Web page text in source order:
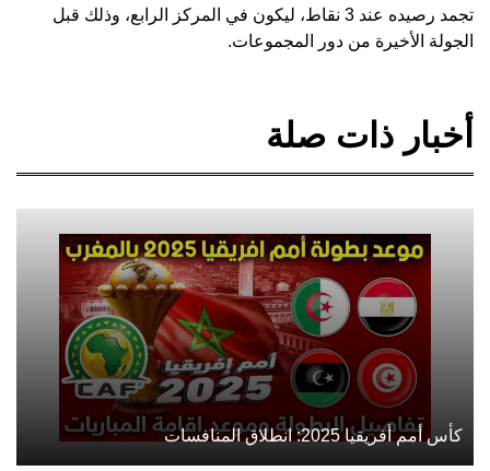
تجمد رصيده عند 3 نقاط، ليكون في المركز الرابع، وذلك قبل
الجولة الأخيرة من دور المجموعات.
أخبار ذات صلة
كأس أمم أفريقيا 2025: انطلاق المنافسات